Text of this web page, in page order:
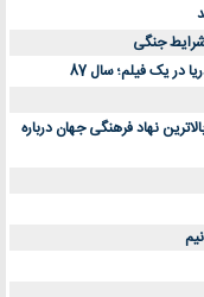
شرایط جنگی
یک فیلم؛ سال 87
نهاد فرهنگی جهان درباره